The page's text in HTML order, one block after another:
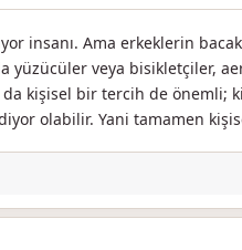
insanı. Ama erkeklerin
veya bisikletçiler,
da kişisel bir tercih de
olabilir. Yani tamamen